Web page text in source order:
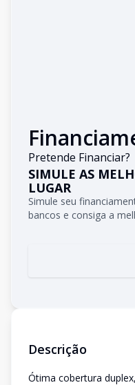
Pretende Financiar?
SIMULE AS
LUGAR
Simule seu
bancos e consiga a
Descrição
Ótima cobertura